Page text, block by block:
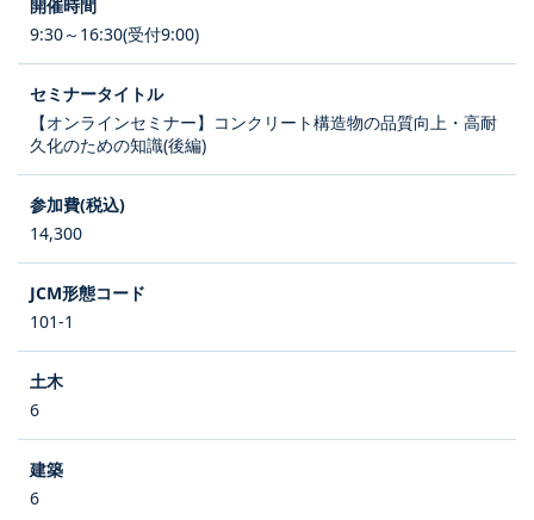
9:30～16:30(受付9:00)
【オンラインセミナー】コンクリート構造物の品質向上・高耐
久化のための知識(後編)
14,300
101-1
6
6